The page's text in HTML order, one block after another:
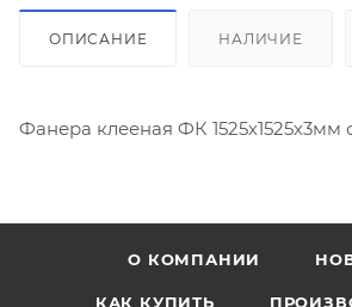
ОПИСАНИЕ НАЛИЧИЕ
Фанера клееная ФК 1525х1525х3мм
О КОМПАНИИ
КАК КУПИТЬ